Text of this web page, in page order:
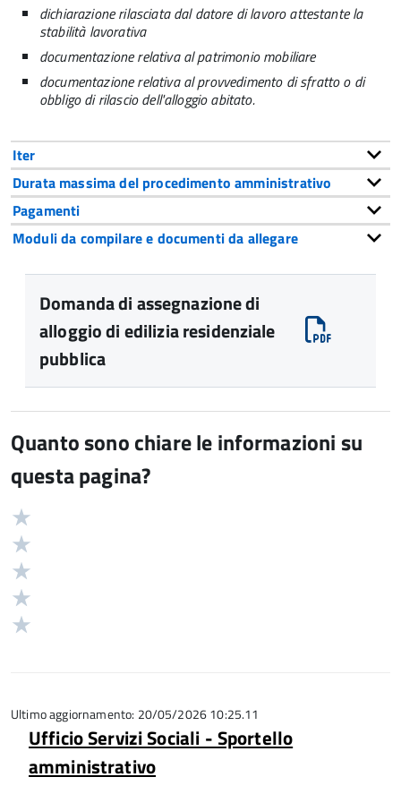
dichiarazione rilasciata dal datore di lavoro attestante la
stabilità lavorativa
documentazione relativa al patrimonio mobiliare
documentazione relativa al provvedimento di sfratto o di
obbligo di rilascio dell'alloggio abitato.
Iter
Durata massima del procedimento amministrativo
Pagamenti
Moduli da compilare e documenti da allegare
Domanda di assegnazione di
alloggio di edilizia residenziale
pubblica
Quanto sono chiare le informazioni su
questa pagina?
Valutazione
5
Ultimo aggiornamento: 20/05/2026 10:25.11
Ufficio Servizi Sociali - Sportello
amministrativo